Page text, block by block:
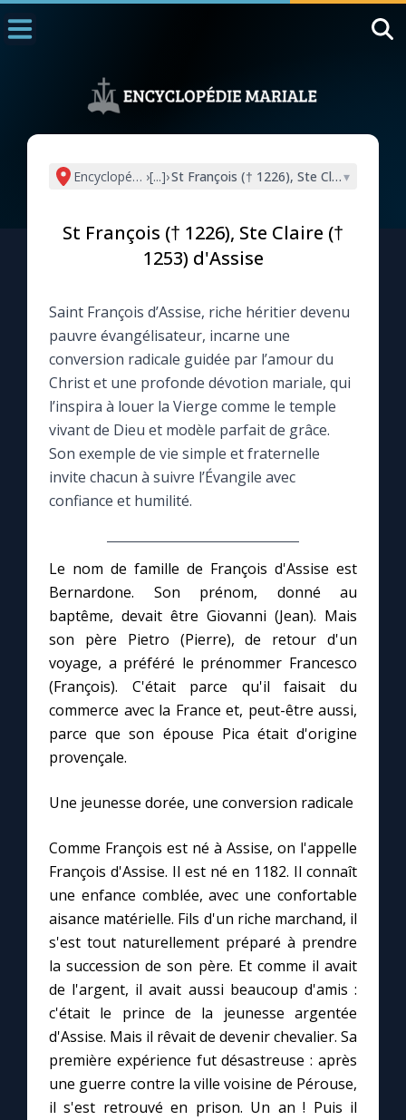
L'actualité de la semaine
La newsletter
La vidéo de la semaine
Le compte Tiktok
Le magazine
Questions-réponses
Prier au quotidien
Avec Thérèse de Lisieux
L'Évangile chaque jour
Les premiers samedis du mois
Marie qui défait les nœuds
Me consacrer à Jésus par Marie
Mes intentions de prière
Une Minute avec Marie
Une neuvaine
Encyclopédie mariale
›[...]›St François († 1226), Ste Claire (†
▾
St François († 1226), Ste Claire (†
1253) d'Assise
Saint François d’Assise, riche héritier devenu
pauvre évangélisateur, incarne une
conversion radicale guidée par l’amour du
Christ et une profonde dévotion mariale, qui
l’inspira à louer la Vierge comme le temple
vivant de Dieu et modèle parfait de grâce.
Son exemple de vie simple et fraternelle
invite chacun à suivre l’Évangile avec
confiance et humilité.
Le nom de famille de François d'Assise est
Bernardone. Son prénom, donné au
baptême, devait être Giovanni (Jean). Mais
son père Pietro (Pierre), de retour d'un
voyage, a préféré le prénommer Francesco
(François). C'était parce qu'il faisait du
commerce avec la France et, peut-être aussi,
parce que son épouse Pica était d'origine
provençale.
Une jeunesse dorée, une conversion radicale
Comme François est né à Assise, on l'appelle
François d'Assise. Il est né en 1182. Il connaît
une enfance comblée, avec une confortable
aisance matérielle. Fils d'un riche marchand, il
s'est tout naturellement préparé à prendre
la succession de son père. Et comme il avait
de l'argent, il avait aussi beaucoup d'amis :
c'était le prince de la jeunesse argentée
d'Assise. Mais il rêvait de devenir chevalier. Sa
première expérience fut désastreuse : après
une guerre contre la ville voisine de Pérouse,
il s'est retrouvé en prison. Un an ! Puis il